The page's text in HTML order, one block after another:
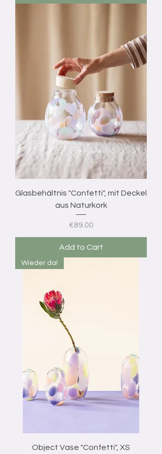
Glasbehältnis "Confetti", mit Deckel
aus Naturkork
Price
€89.00
Add to Cart
Wieder da!
Object Vase "Confetti", XS